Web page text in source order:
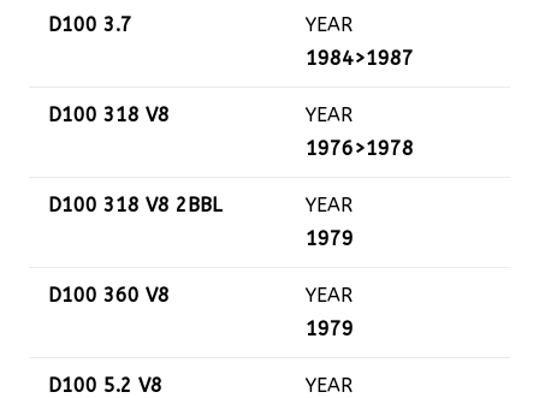
D100 3.7
YEAR
1984>1987
D100 318 V8
YEAR
1976>1978
D100 318 V8 2BBL
YEAR
1979
D100 360 V8
YEAR
1979
D100 5.2 V8
YEAR